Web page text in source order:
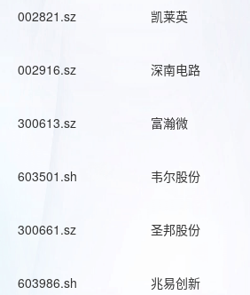
002821.sz 凯莱英
002916.sz 深南电路
300613.sz 富瀚微
603501.sh 韦尔股份
300661.sz 圣邦股份
603986.sh 兆易创新